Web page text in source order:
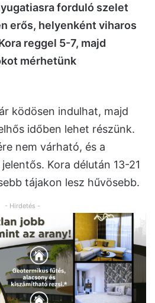
forduló szelet
erős, helyenként viharos
reggel 5-7, majd
mérhetünk
ködösen indulhat, majd
időben lehet részünk.
nem várható, és a
Kora délután 13-21
tájakon lesz hűvösebb.
- Hirdetés -